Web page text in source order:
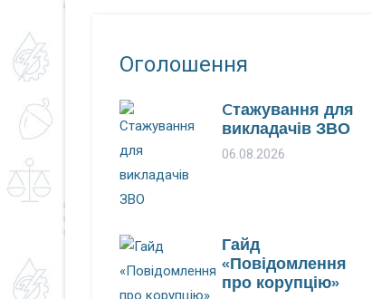
Оголошення
Cтажування для
викладачів ЗВО
06.08.2026
Гайд
«Повідомлення
про корупцію»